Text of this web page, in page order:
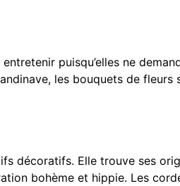
puisqu’elles ne
les bouquets de fleurs
décoratifs. Elle trouve ses
bohème et hippie. Les